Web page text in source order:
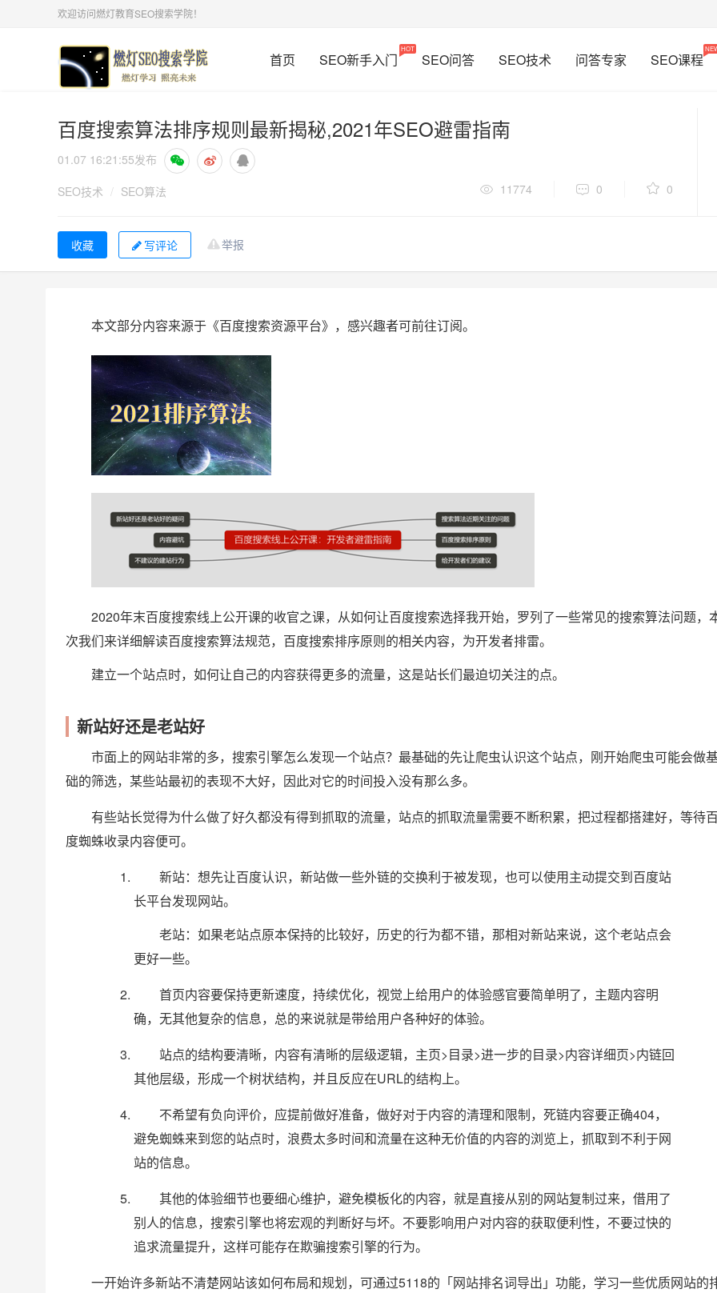
欢迎访问燃灯教育SEO搜索学院！
首页 SEO新手入门
HOT
SEO问答 SEO技术 问答专家 SEO课程
百度搜索算法排序规则最新揭秘,2021年SEO避雷指南
01.07 16:21:55发布
SEO技术 / SEO算法 11774 0 0
举报
写评论
本文部分内容来源于《百度搜索资源平台》，感兴趣者可前往订阅。
2020年末百度搜索线上公开课的收官之课，从如何让百度搜索选择我开始，罗列了一些常见的搜索算法问题，
次我们来详细解读百度搜索算法规范，百度搜索排序原则的相关内容，为开发者排雷。
建立一个站点时，如何让自己的内容获得更多的流量，这是站长们最迫切关注的点。
新站好还是老站好
市面上的网站非常的多，搜索引擎怎么发现一个站点？最基础的先让爬虫认识这个站点，刚开始爬虫可能会做
础的筛选，某些站最初的表现不大好，因此对它的时间投入没有那么多。
有些站长觉得为什么做了好久都没有得到抓取的流量，站点的抓取流量需要不断积累，把过程都搭建好，等待
度蜘蛛收录内容便可。
新站：想先让百度认识，新站做一些外链的交换利于被发现，也可以使用主动提交到百度站
长平台发现网站。
老站：如果老站点原本保持的比较好，历史的行为都不错，那相对新站来说，这个老站点会
更好一些。
首页内容要保持更新速度，持续优化，视觉上给用户的体验感官要简单明了，主题内容明
确，无其他复杂的信息，总的来说就是带给用户各种好的体验。
站点的结构要清晰，内容有清晰的层级逻辑，主页>目录>进一步的目录>内容详细页>内链回
其他层级，形成一个树状结构，并且反应在URL的结构上。
不希望有负向评价，应提前做好准备，做好对于内容的清理和限制，死链内容要正确404，
避免蜘蛛来到您的站点时，浪费太多时间和流量在这种无价值的内容的浏览上，抓取到不利于网
站的信息。
其他的体验细节也要细心维护，避免模板化的内容，就是直接从别的网站复制过来，借用了
别人的信息，搜索引擎也将宏观的判断好与坏。不要影响用户对内容的获取便利性，不要过快的
追求流量提升，这样可能存在欺骗搜索引擎的行为。
一开始许多新站不清楚网站该如何布局和规划，可通过5118的「网站排名词导出」功能，学习一些优质网站的